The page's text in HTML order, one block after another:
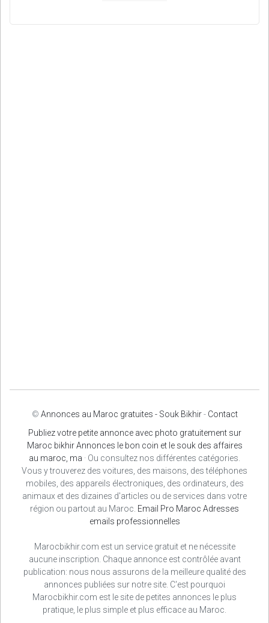
© Annonces au Maroc gratuites - Souk Bikhir- Contact
Publiez votre petite annonce avec photo gratuitement sur
Maroc bikhir Annonces le bon coin et le souk des affaires
au maroc, ma · Ou consultez nos différentes catégories.
Vous y trouverez des voitures, des maisons, des téléphones
mobiles, des appareils électroniques, des ordinateurs, des
animaux et des dizaines d'articles ou de services dans votre
région ou partout au Maroc. Email Pro Maroc Adresses
emails professionnelles
Marocbikhir.com est un service gratuit et ne nécessite
aucune inscription. Chaque annonce est contrôlée avant
publication: nous nous assurons de la meilleure qualité des
annonces publiées sur notre site. C'est pourquoi
Marocbikhir.com est le site de petites annonces le plus
pratique, le plus simple et plus efficace au Maroc.